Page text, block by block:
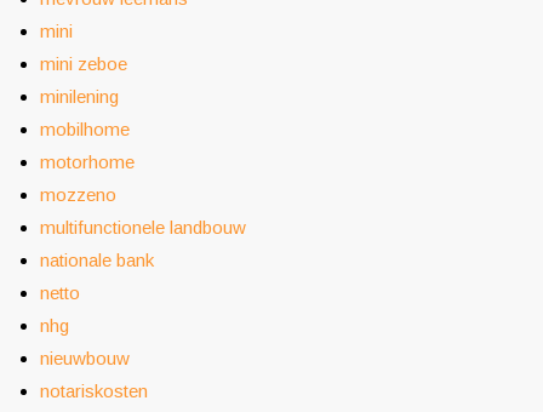
mini
mini zeboe
minilening
mobilhome
motorhome
mozzeno
multifunctionele landbouw
nationale bank
netto
nhg
nieuwbouw
notariskosten